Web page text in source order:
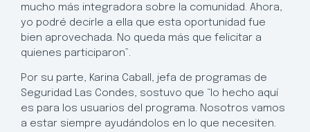
mucho más integradora sobre la comunidad. Ahora,
yo podré decirle a ella que esta oportunidad fue
bien aprovechada. No queda más que felicitar a
quienes participaron”.
Por su parte, Karina Caball, jefa de programas de
Seguridad Las Condes, sostuvo que “lo hecho aquí
es para los usuarios del programa. Nosotros vamos
a estar siempre ayudándolos en lo que necesiten.